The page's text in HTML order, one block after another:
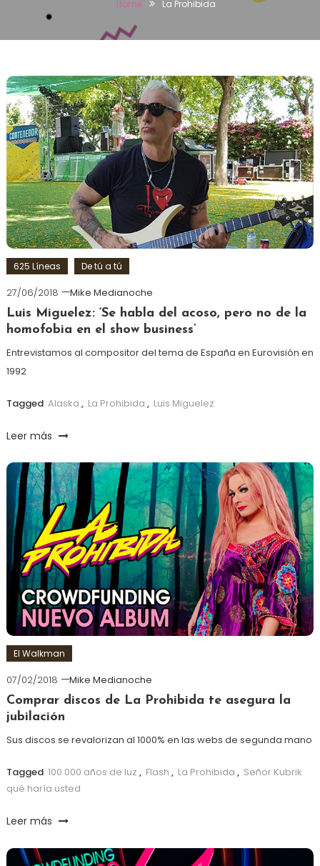
Home La Prohibida
625 Líneas De tú a tú
27/06/2018
Mike Medianoche
Luis Miguelez: ‘Se habla del acoso, pero no de la
homofobia en el show business’
Entrevistamos al compositor del tema de España en Eurovisión en
1992
Tagged Alaska , La Prohibida , Luis Miguelez
Leer más
El Walkman
07/02/2018
Mike Medianoche
Comprar discos de La Prohibida te asegura la
jubilación
Sus discos se revalorizan al 1000% en las webs de segunda mano
Tagged 100.000 años de luz , Flash , La Prohibida , Señor Kubrik
qué haría usted
Leer más